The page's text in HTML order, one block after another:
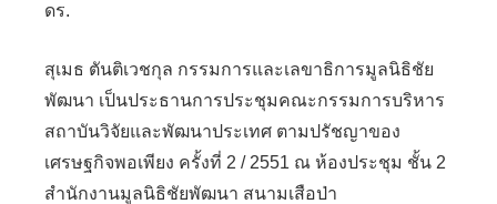
ดร.
สุเมธ ตันติเวชกุล กรรมการและเลขาธิการมูลนิธิชัย
พัฒนา เป็นประธานการประชุมคณะกรรมการบริหาร
สถาบันวิจัยและพัฒนาประเทศ ตามปรัชญาของ
เศรษฐกิจพอเพียง ครั้งที่ 2 / 2551 ณ ห้องประชุม ชั้น 2
สำนักงานมูลนิธิชัยพัฒนา สนามเสือป่า